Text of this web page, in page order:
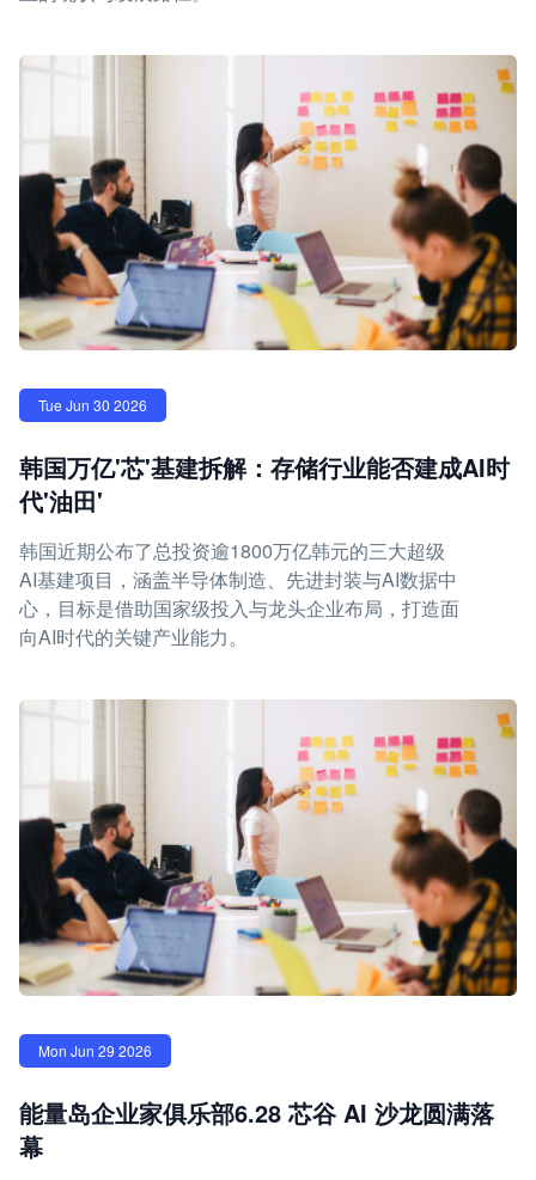
Tue Jun 30 2026
韩国万亿'芯'基建拆解：存储行业能否建成AI时
代'油田'
韩国近期公布了总投资逾1800万亿韩元的三大超级
AI基建项目，涵盖半导体制造、先进封装与AI数据中
心，目标是借助国家级投入与龙头企业布局，打造面
向AI时代的关键产业能力。
Mon Jun 29 2026
能量岛企业家俱乐部6.28 芯谷 AI 沙龙圆满落
幕